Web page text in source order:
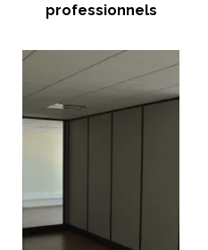
professionnels